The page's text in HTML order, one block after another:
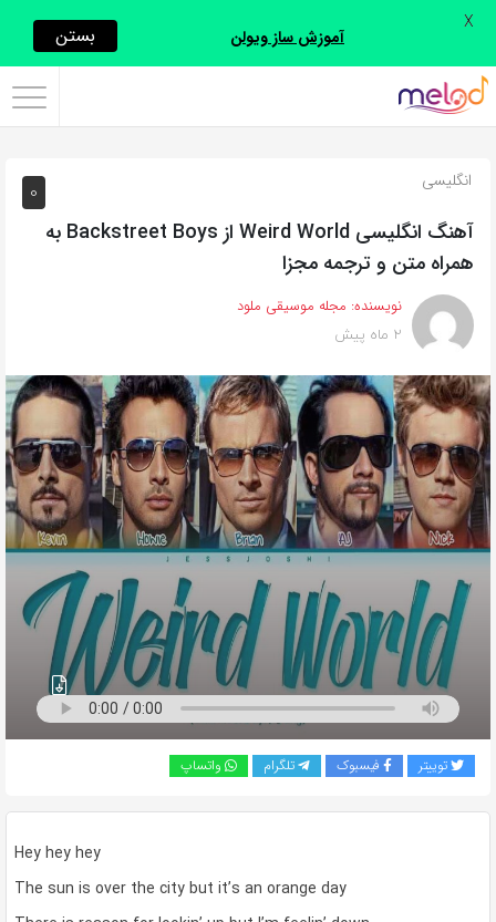
اشتراک
با
روش‌های
زیر
این
صفحه
را
با
دوستان
خود
به
اشتراک
بگذارید.
کپی
لینک
0 انگلیسی
آهنگ انگلیسی Weird World از Backstreet Boys به
همراه متن و ترجمه مجزا
نویسنده: مجله موسیقی ملود
2 ماه پیش
توییتر فیسبوک تلگرام واتساپ
Hey hey hey
The sun is over the city but it’s an orange day
آموزش ساز ویولن بستن X